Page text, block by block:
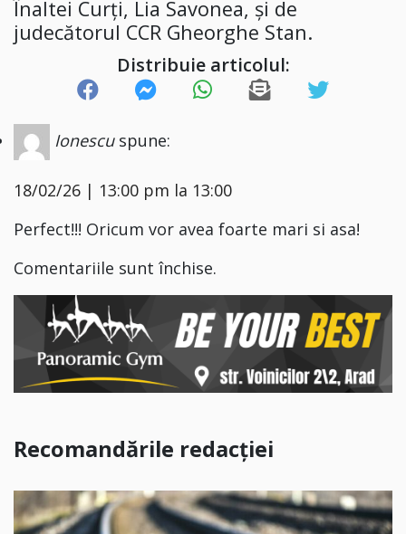
Înaltei Curți, Lia Savonea, și de
judecătorul CCR Gheorghe Stan.
Distribuie articolul:
Ionescu spune:
18/02/26 | 13:00 pm la 13:00
Perfect!!! Oricum vor avea foarte mari si asa!
Comentariile sunt închise.
Recomandările redacției